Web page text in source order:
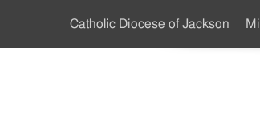
…
Catholic Diocese of Jackson